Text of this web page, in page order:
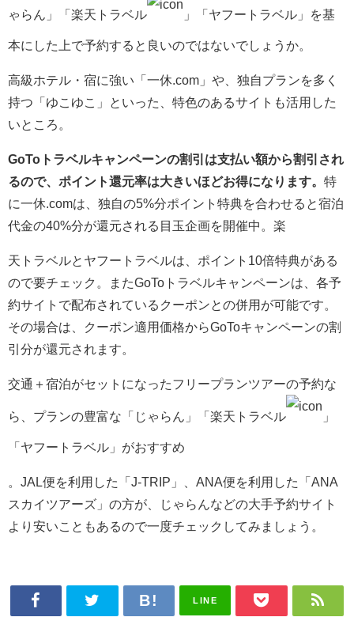
ゃらん」「楽天トラベル 」「ヤフートラベル」を基
本にした上で予約すると良いのではないでしょうか。
高級ホテル・宿に強い「一休.com」や、独自プランを多く
持つ「ゆこゆこ」といった、特色のあるサイトも活用した
いところ。
GoToトラベルキャンペーンの割引は支払い額から割引され
るので、ポイント還元率は大きいほどお得になります。 特
に一休.comは、独自の5%分ポイント特典を合わせると宿泊
代金の40%分が還元される目玉企画を開催中。楽
天トラベルとヤフートラベルは、ポイント10倍特典がある
ので要チェック。またGoToトラベルキャンペーンは、 各予
約サイトで配布されているクーポンとの併用が可能です。
その場合は、クーポン適用価格からGoToキャンペーンの割
引分が還元されます。
交通＋宿泊がセットになったフリープランツアーの予約な
ら、プランの豊富な「 じゃらん」「楽天トラベル 」
「ヤフートラベル」がおすすめ
。JAL便を利用した「J-TRIP」、ANA便を利用した「ANA
スカイツアーズ」の方が、じゃらんなどの大手予約サイト
より安いこともあるので一度チェックしてみましょう。
LINE